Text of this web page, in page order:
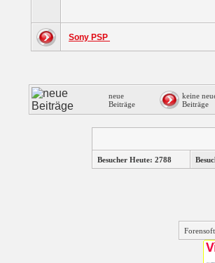
Sony PSP
neue
Beiträge
keine
Beiträge
Besucher Heute: 2788